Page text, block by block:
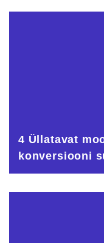
4 Üllatavat
konversiooni